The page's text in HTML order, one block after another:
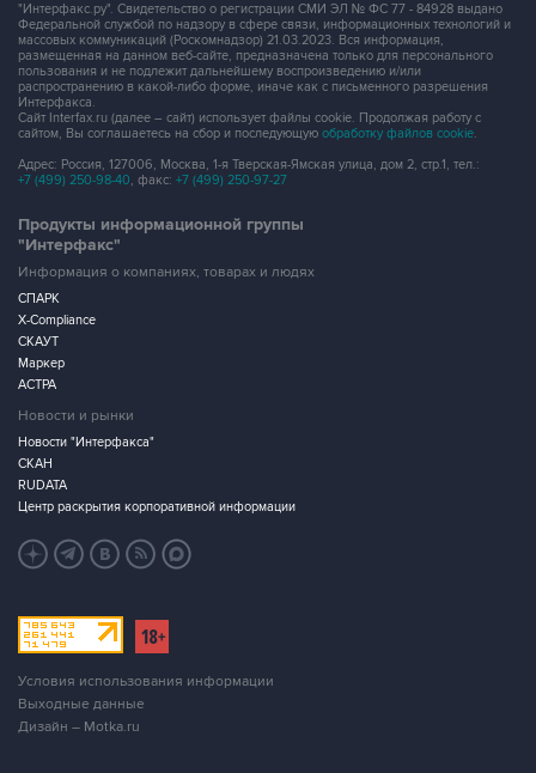
"Интерфакс.ру". Свидетельство о регистрации СМИ ЭЛ № ФС 77 - 84928 выдано
Федеральной службой по надзору в сфере связи, информационных технологий и
массовых коммуникаций (Роскомнадзор) 21.03.2023. Вся информация,
размещенная на данном веб-сайте, предназначена только для персонального
пользования и не подлежит дальнейшему воспроизведению и/или
распространению в какой-либо форме, иначе как с письменного разрешения
Интерфакса.
Сайт Interfax.ru (далее – сайт) использует файлы cookie. Продолжая работу с
сайтом, Вы соглашаетесь на сбор и последующую обработку файлов cookie.
Адрес: Россия, 127006, Москва, 1-я Тверская-Ямская улица, дом 2, стр.1, тел.:
+7 (499) 250-98-40, факс: +7 (499) 250-97-27
Продукты информационной группы
"Интерфакс"
Информация о компаниях, товарах и людях
СПАРК
X-Compliance
СКАУТ
Маркер
АСТРА
Новости и рынки
Новости "Интерфакса"
СКАН
RUDATA
Центр раскрытия корпоративной информации
Условия использования информации
Выходные данные
Дизайн – Motka.ru